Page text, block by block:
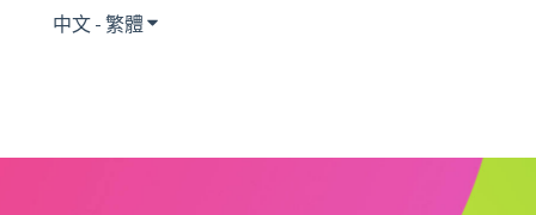
中文 - 繁體 顯示翻譯的子功能表